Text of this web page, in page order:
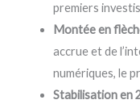
premiers
Montée en
accrue et de
numériques, le
Stabilisation en